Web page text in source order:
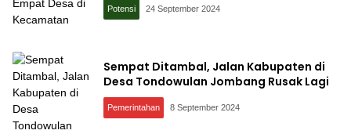
Potensi 24 September 2024
Sempat Ditambal, Jalan Kabupaten di
Desa Tondowulan Jombang Rusak Lagi
Pemerintahan 8 September 2024